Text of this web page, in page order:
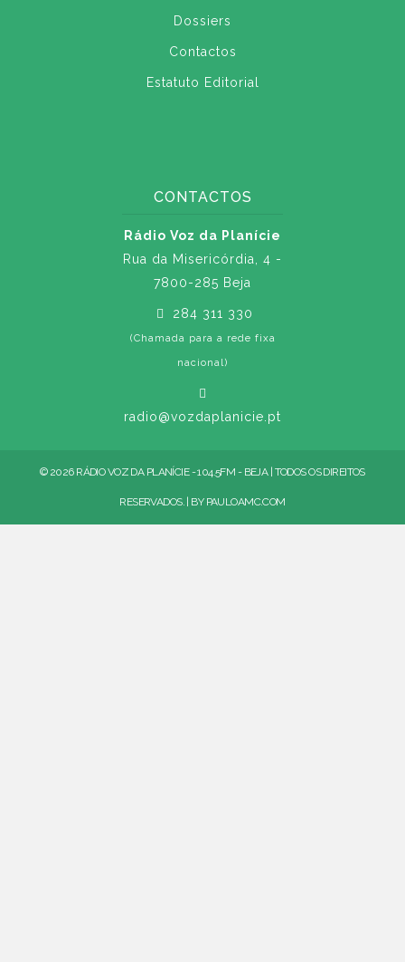
Dossiers
Contactos
Estatuto Editorial
CONTACTOS
Rádio Voz da Planície
Rua da Misericórdia, 4 -
7800-285 Beja
284 311 330
(Chamada para a rede fixa
nacional)
radio@vozdaplanicie.pt
© 2026 RÁDIO VOZ DA PLANÍCIE - 104.5FM - BEJA | TODOS OS DIREITOS
RESERVADOS. | BY PAULOAMC.COM